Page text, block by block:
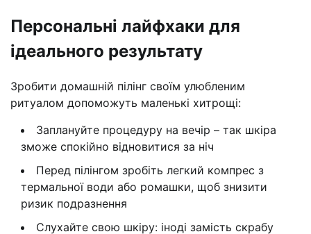
Персональні лайфхаки для
ідеального результату
Зробити домашній пілінг своїм улюбленим
ритуалом допоможуть маленькі хитрощі:
Заплануйте процедуру на вечір – так шкіра
зможе спокійно відновитися за ніч
Перед пілінгом зробіть легкий компрес з
термальної води або ромашки, щоб знизити
ризик подразнення
Слухайте свою шкіру: іноді замість скрабу